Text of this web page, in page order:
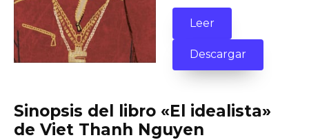
Leer
Descargar
Sinopsis del libro «El idealista»
de Viet Thanh Nguyen